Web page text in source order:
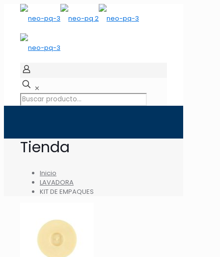
✕
Tienda
Inicio
LAVADORA
KIT DE EMPAQUES